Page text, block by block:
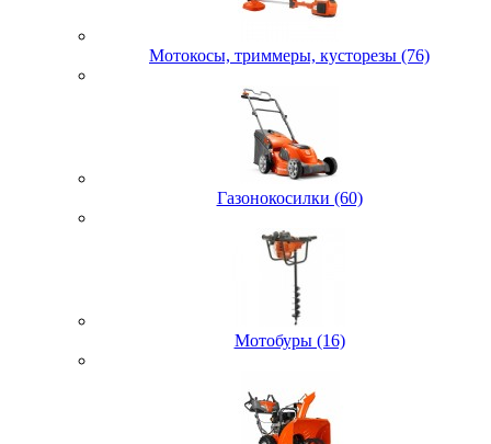
Мотокосы, триммеры, кусторезы (76)
Газонокосилки (60)
Мотобуры (16)